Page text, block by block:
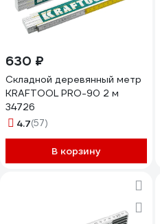
630 ₽
Складной деревянный метр
KRAFTOOL PRO-90 2 м
34726
4.7(57)
В корзину